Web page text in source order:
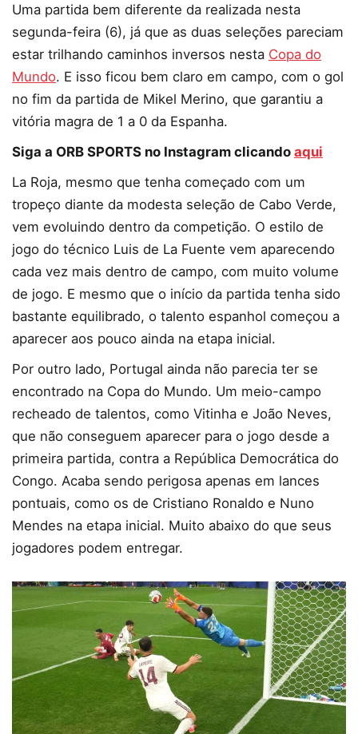
Uma partida bem diferente da realizada nesta
segunda-feira (6), já que as duas seleções pareciam
estar trilhando caminhos inversos nesta Copa do
Mundo. E isso ficou bem claro em campo, com o gol
no fim da partida de Mikel Merino, que garantiu a
vitória magra de 1 a 0 da Espanha.
Siga a ORB SPORTS no Instagram clicando aqui
La Roja, mesmo que tenha começado com um
tropeço diante da modesta seleção de Cabo Verde,
vem evoluindo dentro da competição. O estilo de
jogo do técnico Luis de La Fuente vem aparecendo
cada vez mais dentro de campo, com muito volume
de jogo. E mesmo que o início da partida tenha sido
bastante equilibrado, o talento espanhol começou a
aparecer aos pouco ainda na etapa inicial.
Por outro lado, Portugal ainda não parecia ter se
encontrado na Copa do Mundo. Um meio-campo
recheado de talentos, como Vitinha e João Neves,
que não conseguem aparecer para o jogo desde a
primeira partida, contra a República Democrática do
Congo. Acaba sendo perigosa apenas em lances
pontuais, como os de Cristiano Ronaldo e Nuno
Mendes na etapa inicial. Muito abaixo do que seus
jogadores podem entregar.